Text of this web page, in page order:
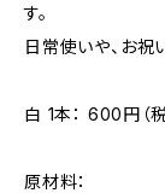
す。
日常使いや、お祝
白 1本： 600円（税
原材料：